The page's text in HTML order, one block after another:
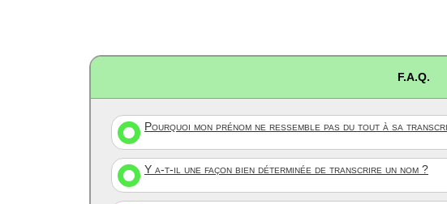
F.A.Q.
Pourquoi mon prénom ne ressemble pas du tout à sa
Y a-t-il une façon bien déterminée de transcrire un nom ?